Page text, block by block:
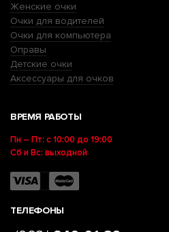
Женские очки
Очки для водителей
Очки для компьютера
Оправы
Детские очки
Аксессуары для очков
ВРЕМЯ РАБОТЫ
Пн – Пт: с 10:00 до 19:00
Сб и Вс: выходной
ТЕЛЕФОНЫ